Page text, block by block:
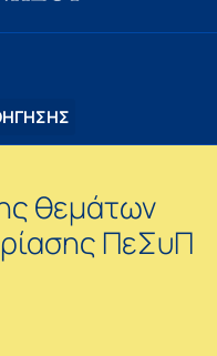
θεμάτων
ΠεΣυΠ